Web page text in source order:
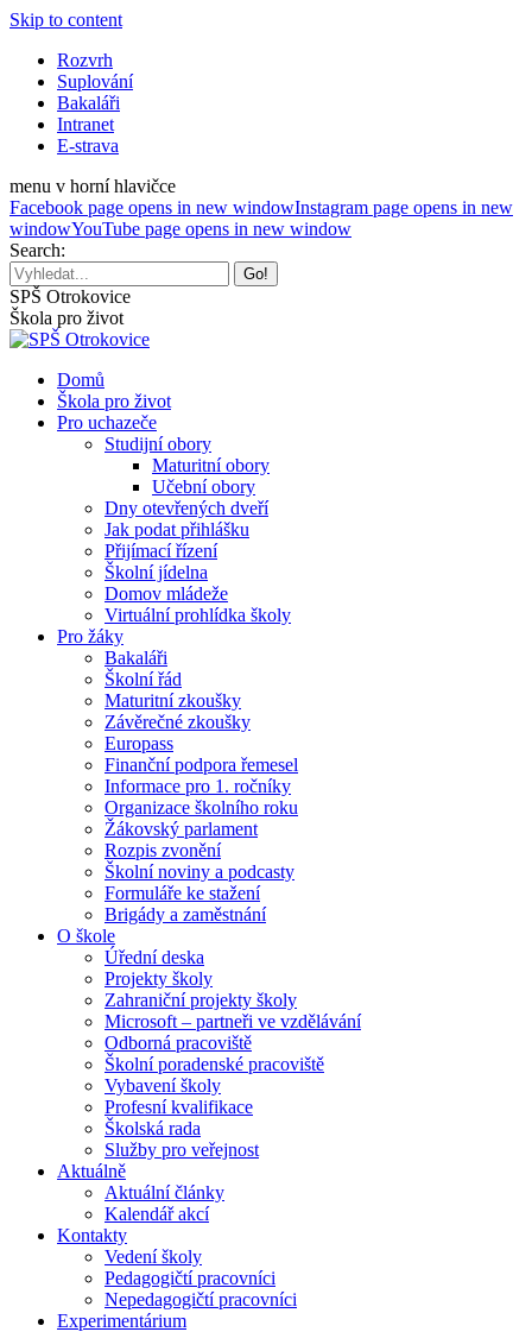
Skip to content
Rozvrh
Suplování
Bakaláři
Intranet
E-strava
menu v horní hlavičce
Facebook page opens in new windowInstagram page opens in new
windowYouTube page opens in new window
Search:
SPŠ Otrokovice
Škola pro život
Domů
Škola pro život
Pro uchazeče
Studijní obory
Maturitní obory
Učební obory
Dny otevřených dveří
Jak podat přihlášku
Přijímací řízení
Školní jídelna
Domov mládeže
Virtuální prohlídka školy
Pro žáky
Bakaláři
Školní řád
Maturitní zkoušky
Závěrečné zkoušky
Europass
Finanční podpora řemesel
Informace pro 1. ročníky
Organizace školního roku
Žákovský parlament
Rozpis zvonění
Školní noviny a podcasty
Formuláře ke stažení
Brigády a zaměstnání
O škole
Úřední deska
Projekty školy
Zahraniční projekty školy
Microsoft – partneři ve vzdělávání
Odborná pracoviště
Školní poradenské pracoviště
Vybavení školy
Profesní kvalifikace
Školská rada
Služby pro veřejnost
Aktuálně
Aktuální články
Kalendář akcí
Kontakty
Vedení školy
Pedagogičtí pracovníci
Nepedagogičtí pracovníci
Experimentárium